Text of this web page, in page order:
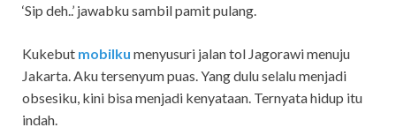
‘Sip deh..’ jawabku sambil pamit pulang.
Kukebut mobilku menyusuri jalan tol Jagorawi menuju
Jakarta. Aku tersenyum puas. Yang dulu selalu menjadi
obsesiku, kini bisa menjadi kenyataan. Ternyata hidup itu
indah.